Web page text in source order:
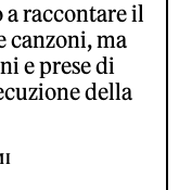
raccontare il
canzoni, ma
e prese di
della